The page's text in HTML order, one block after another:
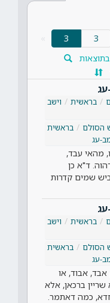
3
(current)
בראשית
וישב
הסולם
בראשית
עג
מהאי עבד,
ד"א כן
שמים קדרות
בראשית
וישב
הסולם
בראשית
עג
אבד, אבוד, או
ברכאן, אלא
כמה דאתמר.